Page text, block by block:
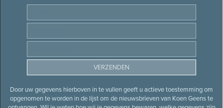
Door uw gegevens hierboven in te vullen geeft u actieve toestemming om
opgenomen te worden in de lijst om de nieuwsbrieven van Koen Geens te